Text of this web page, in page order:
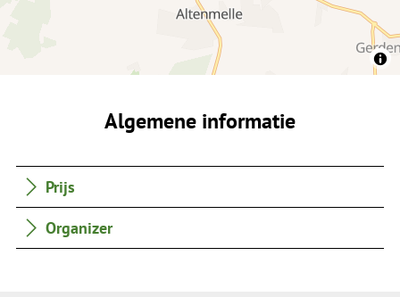
Algemene informatie
Prijs
Organizer